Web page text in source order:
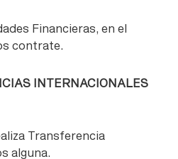
Financieras, en el
contrate.
INTERNACIONALES
Transferencia
alguna.